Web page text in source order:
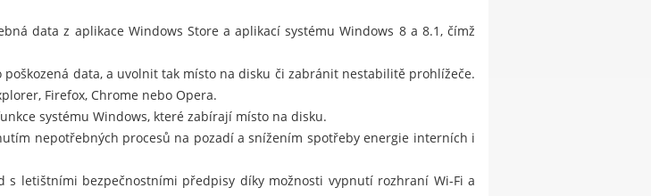
data z aplikace Windows Store a aplikací systému Windows 8 a 8.1, čímž
data, a uvolnit tak místo na disku či zabránit nestabilitě prohlížeče.
Firefox, Chrome nebo Opera.
systému Windows, které zabírají místo na disku.
nepotřebných procesů na pozadí a snížením spotřeby energie interních i
letištními bezpečnostními předpisy díky možnosti vypnutí rozhraní Wi-Fi a